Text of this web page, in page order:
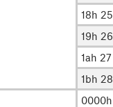
18h 25
19h 26
1ah 27
1bh 28
0000h